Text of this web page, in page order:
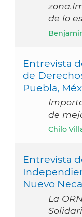
de lo
Entrevista
de
Puebla,
de
Chilo
Entrevista
Nuevo
La